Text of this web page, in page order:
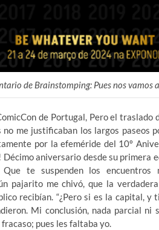
de Brainstomping: Pues nos vamos
de Portugal, Pero el
no me justificaban los largos paseos
por la efeméride del 10º
aniversario desde su primera
Que te suspenden los
pajarito me chivó, que la
recibían. “¿Pero si es la capital, y
Mi conclusión, nada parcial ni
pues les faltaba yo.